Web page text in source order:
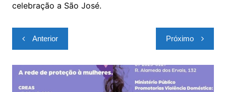
celebração a São José.
Navegação
de
Post
Anterior Próximo